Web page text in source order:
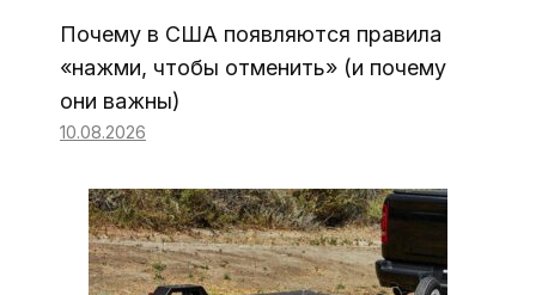
Почему в США появляются правила
«нажми, чтобы отменить» (и почему
они важны)
10.08.2026